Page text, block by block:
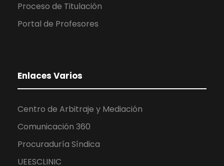
Proceso de Titulación
Portal de Profesores
Enlaces Varios
Centro de Arbitraje y Mediación
Comunicación 360
Procuraduría Síndica
UEESCLINIC